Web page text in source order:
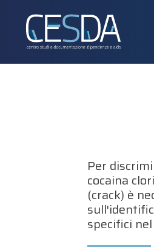
Per
cocaina
(crack) è
specifici